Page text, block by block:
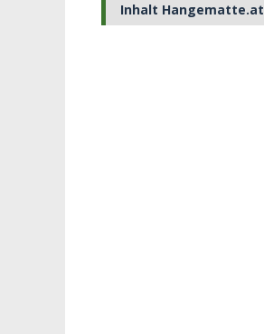
Inhalt Hangematte.at